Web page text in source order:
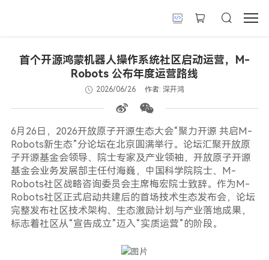
首个开源鸿蒙机器人操作系统社区启动运营，M-
Robots 公布年度运营路线
2026/06/26 作者: 深开鸿
6月26日，2026开放原子开源生态大会“聚力开源 共启M-
Robots新生态”分论坛在北京圆满举行。论坛汇聚开放原
子开源基金会领导、院士专家及产业领袖，开放原子开源
基金会业务发展部主任付海巍，中国科学院院士、M-
Robots社区战略咨询委员会主席梅宏院士致辞。作为M-
Robots社区正式启动共建后的首场技术生态发布会，论坛
完整发布社区技术架构、生态激励计划与产业落地成果，
标志着社区从“宣告成立”迈入“实质运营”的阶段。